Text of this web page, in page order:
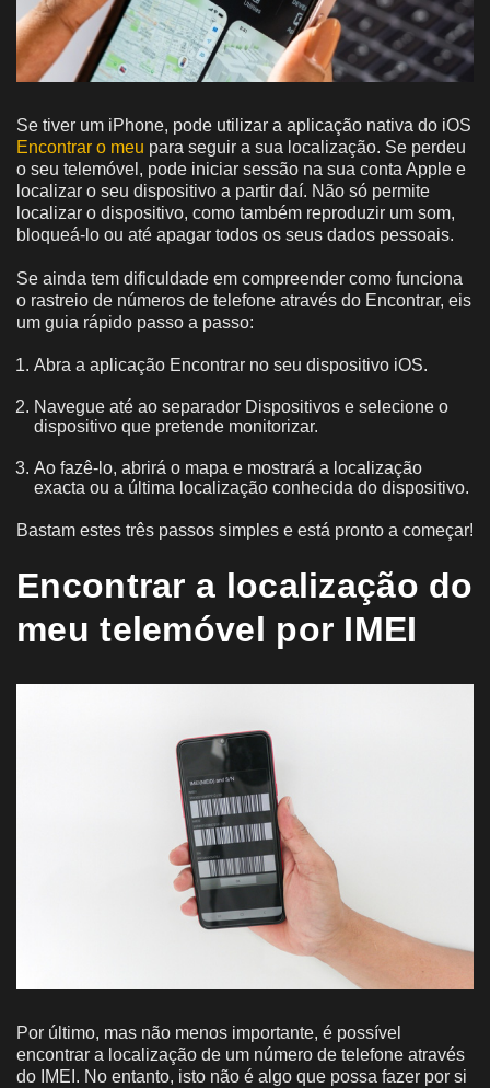
Se tiver um iPhone, pode utilizar a aplicação nativa do iOS
Encontrar o meu para seguir a sua localização. Se perdeu
o seu telemóvel, pode iniciar sessão na sua conta Apple e
localizar o seu dispositivo a partir daí. Não só permite
localizar o dispositivo, como também reproduzir um som,
bloqueá-lo ou até apagar todos os seus dados pessoais.
Se ainda tem dificuldade em compreender como funciona
o rastreio de números de telefone através do Encontrar, eis
um guia rápido passo a passo:
Abra a aplicação Encontrar no seu dispositivo iOS.
Navegue até ao separador Dispositivos e selecione o
dispositivo que pretende monitorizar.
Ao fazê-lo, abrirá o mapa e mostrará a localização
exacta ou a última localização conhecida do dispositivo.
Bastam estes três passos simples e está pronto a começar!
Encontrar a localização do
meu telemóvel por IMEI
Por último, mas não menos importante, é possível
encontrar a localização de um número de telefone através
do IMEI. No entanto, isto não é algo que possa fazer por si